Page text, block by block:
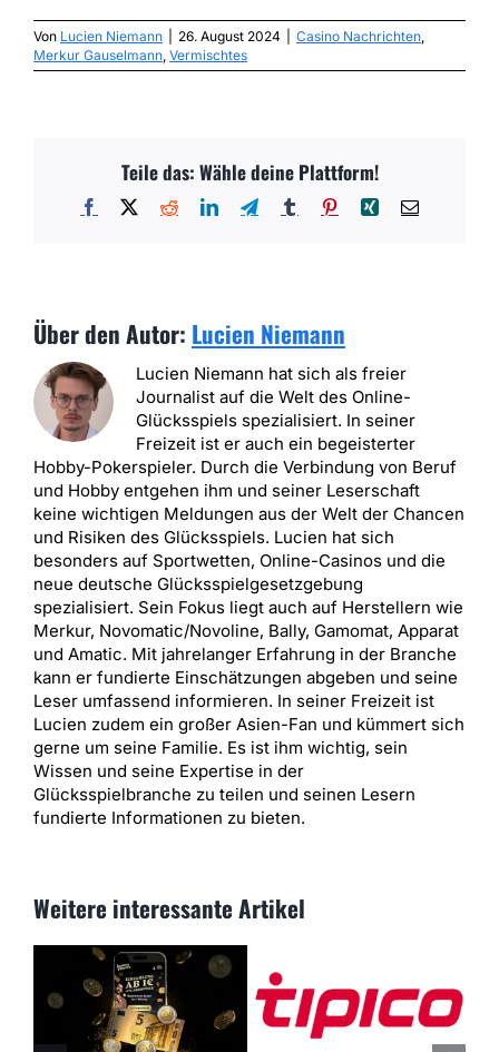
Von Lucien Niemann 26. August 2024 Casino Nachrichten
Merkur Gauselmann Vermischtes
Teile das: Wähle deine Plattform!
Facebook RedditLinkedInTelegramTumblr PinterestXing E-
Über den Autor: Lucien Niemann
Lucien Niemann hat sich als freier
Journalist auf die Welt des Online-
Glücksspiels spezialisiert. In seiner
Freizeit ist er auch ein begeisterter
Hobby-Pokerspieler. Durch die Verbindung von Beruf
und Hobby entgehen ihm und seiner Leserschaft
keine wichtigen Meldungen aus der Welt der Chancen
und Risiken des Glücksspiels. Lucien hat sich
besonders auf Sportwetten, Online-Casinos und die
neue deutsche Glücksspielgesetzgebung
spezialisiert. Sein Fokus liegt auch auf Herstellern wie
Merkur, Novomatic/Novoline, Bally, Gamomat, Apparat
und Amatic. Mit jahrelanger Erfahrung in der Branche
kann er fundierte Einschätzungen abgeben und seine
Leser umfassend informieren. In seiner Freizeit ist
Lucien zudem ein großer Asien-Fan und kümmert sich
gerne um seine Familie. Es ist ihm wichtig, sein
Wissen und seine Expertise in der
Glücksspielbranche zu teilen und seinen Lesern
fundierte Informationen zu bieten.
Weitere interessante Artikel